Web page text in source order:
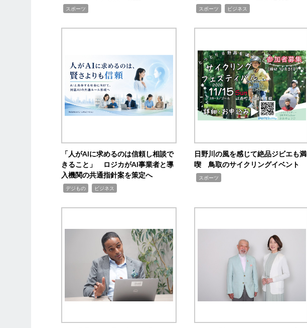
スポーツ スポーツ ビジネス
「人がAIに求めるのは信頼し相談で
きること」 ロジカがAI事業者と導
入機関の共通指針案を策定へ
デジもの ビジネス
日野川の風を感じて絶品ジビエも満
喫 鳥取のサイクリングイベント
スポーツ